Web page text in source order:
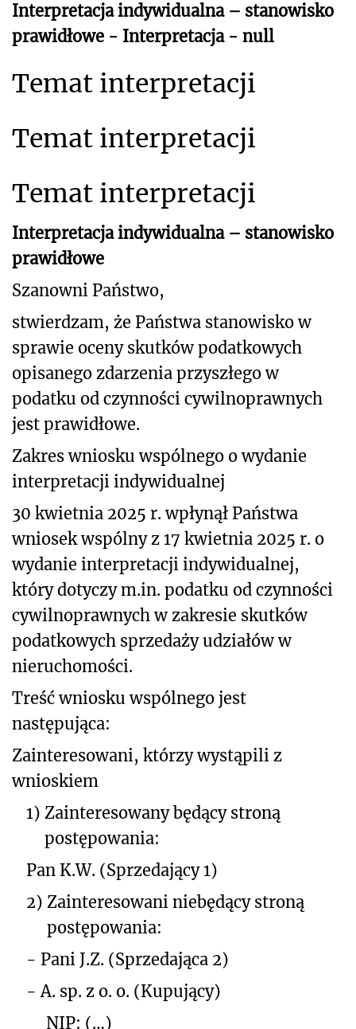
Interpretacja indywidualna – stanowisko
prawidłowe - Interpretacja - null
Temat interpretacji
Temat interpretacji
Temat interpretacji
Interpretacja indywidualna – stanowisko
prawidłowe
Szanowni Państwo,
stwierdzam, że Państwa stanowisko w
sprawie oceny skutków podatkowych
opisanego zdarzenia przyszłego w
podatku od czynności cywilnoprawnych
jest prawidłowe.
Zakres wniosku wspólnego o wydanie
interpretacji indywidualnej
30 kwietnia 2025 r. wpłynął Państwa
wniosek wspólny z 17 kwietnia 2025 r. o
wydanie interpretacji indywidualnej,
który dotyczy m.in. podatku od czynności
cywilnoprawnych w zakresie skutków
podatkowych sprzedaży udziałów w
nieruchomości.
Treść wniosku wspólnego jest
następująca:
Zainteresowani, którzy wystąpili z
wnioskiem
1) Zainteresowany będący stroną
postępowania:
Pan K.W. (Sprzedający 1)
2) Zainteresowani niebędący stroną
postępowania:
- Pani J.Z. (Sprzedająca 2)
- A. sp. z o. o. (Kupujący)
NIP: (…)